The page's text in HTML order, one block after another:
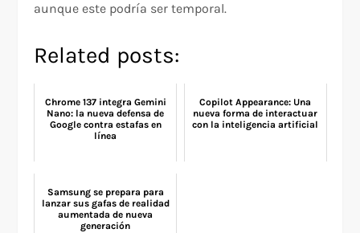
aunque este podría ser temporal.
Related posts:
Chrome 137 integra Gemini
Nano: la nueva defensa de
Google contra estafas en
línea
Copilot Appearance: Una
nueva forma de interactuar
con la inteligencia artificial
Samsung se prepara para
lanzar sus gafas de realidad
aumentada de nueva
generación